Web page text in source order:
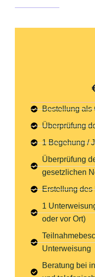
Bestellung als
Überprüfung
1 Begehung /
Überprüfung
gesetzlichen
Erstellung des
1
oder vor Ort)
Unterweisung
Beratung bei